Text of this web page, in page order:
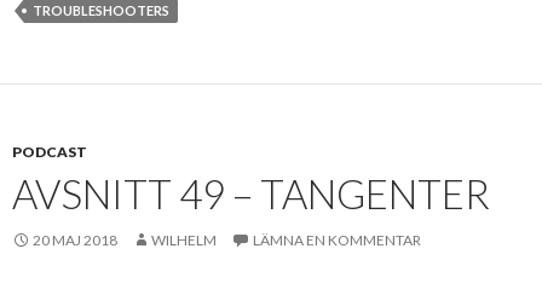
TROUBLESHOOTERS
PODCAST
AVSNITT 49 – TANGENTER
20 MAJ 2018 WILHELM LÄMNA EN KOMMENTAR